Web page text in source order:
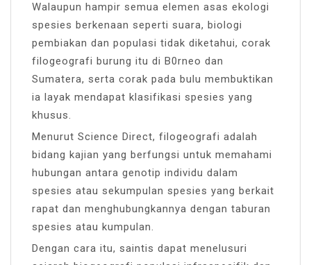
Walaupun hampir semua elemen asas ekologi
spesies berkenaan seperti suara, biologi
pembiakan dan populasi tidak diketahui, corak
filogeografi burung itu di B0rneo dan
Sumatera, serta corak pada bulu membuktikan
ia layak mendapat klasifikasi spesies yang
khusus.
Menurut Science Direct, filogeografi adalah
bidang kajian yang berfungsi untuk memahami
hubungan antara genotip individu dalam
spesies atau sekumpulan spesies yang berkait
rapat dan menghubungkannya dengan taburan
spesies atau kumpulan.
Dengan cara itu, saintis dapat menelusuri